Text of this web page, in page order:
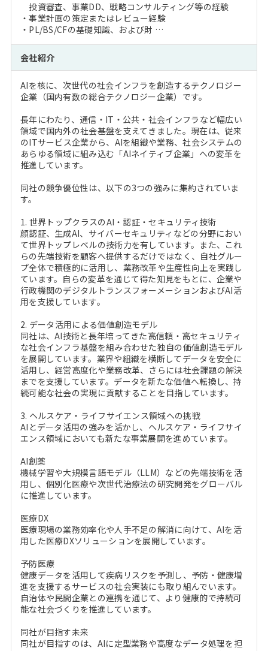
投資審査、事業DD、戦略コンサルティング等の経験
・事業計画の策定またはレビュー経験
・PL/BS/CFの基礎知識、および財 …
会社紹介
AIを核に、次世代の社会インフラを創造するテクノロジー
企業（国内有数の総合テクノロジー企業）です。
長年にわたり、通信・IT・公共・社会インフラなど幅広い
領域で国内外の社会基盤を支えてきました。現在は、従来
のITサービス企業から、AIを組織や業務、社会システムの
あらゆる領域に組み込む「AIネイティブ企業」への変革を
推進しています。
同社の競争優位性は、以下の3つの強みに集約されていま
す。
1. 世界トップクラスのAI・認証・セキュリティ技術
顔認証、生成AI、サイバーセキュリティなどの分野におい
て世界トップレベルの技術力を有しています。また、これ
らの先端技術を顧客へ提供するだけではなく、自社グルー
プ全体で積極的に活用し、業務改革や生産性向上を実践し
ています。自らの変革を通じて得た知見をもとに、企業や
行政機関のデジタルトランスフォーメーションおよびAI活
用を支援しています。
2. データ活用による価値創造モデル
同社は、AI技術と長年培ってきた高信頼・高セキュリティ
な社会インフラ基盤を組み合わせた独自の価値創造モデル
を展開しています。業界や組織を横断してデータを安全に
活用し、経営高度化や業務改革、さらには社会課題の解決
までを支援しています。データを新たな価値へ転換し、持
続可能な社会の実現に貢献することを目指しています。
3. ヘルスケア・ライフサイエンス領域への挑戦
AIとデータ活用の強みを活かし、ヘルスケア・ライフサイ
エンス領域においても新たな事業展開を進めています。
AI創薬
機械学習や大規模言語モデル（LLM）などの先端技術を活
用し、個別化医療や次世代治療法の研究開発をグローバル
に推進しています。
医療DX
医療現場の業務効率化や人手不足の解消に向けて、AIを活
用した医療DXソリューションを展開しています。
予防医療
健康データを活用して疾病リスクを予測し、予防・健康増
進を支援するサービスの社会実装にも取り組んでいます。
自治体や民間企業との連携を通じて、より健康的で持続可
能な社会づくりを推進しています。
同社が目指す未来
同社が目指すのは、AIに定型業務や高度なデータ処理を担